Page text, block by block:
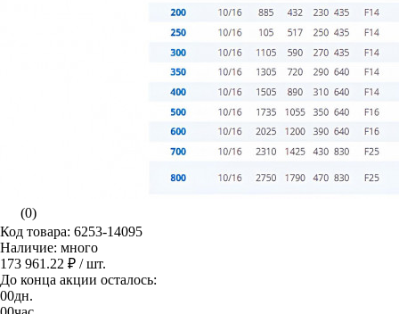
(0)
Код товара: 6253-14095
Наличие: много
173 961.22 ₽ / шт.
До конца акции осталось:
00дн.